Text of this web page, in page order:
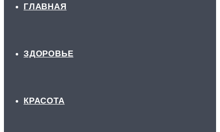
ГЛАВНАЯ
ЗДОРОВЬЕ
КРАСОТА